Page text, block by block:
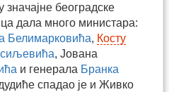
значајне београдске
дала много министара:
Белимарковића, Косту
, Јована
и генерала Бранка
спадао је и Живко